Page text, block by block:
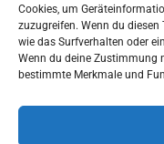
Cookies, um
zuzugreifen. Wenn du
wie das Surfverhalten oder
Wenn du deine Zustimmung
bestimmte Merkmale und
Montage,
erfolgen
vereinbart